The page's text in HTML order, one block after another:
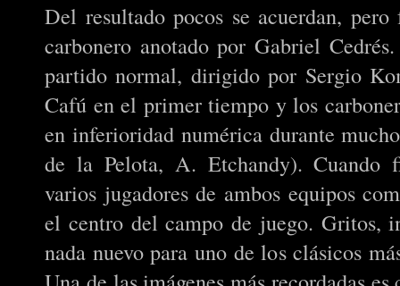
Del resultado pocos se acuerdan,
carbonero anotado por Gabriel
partido normal, dirigido por Sergio
Cafú en el primer tiempo y los
en inferioridad numérica durante
de la Pelota, A. Etchandy). Cuando
varios jugadores de ambos equipos
el centro del campo de juego. Gritos,
nada nuevo para uno de los clásicos